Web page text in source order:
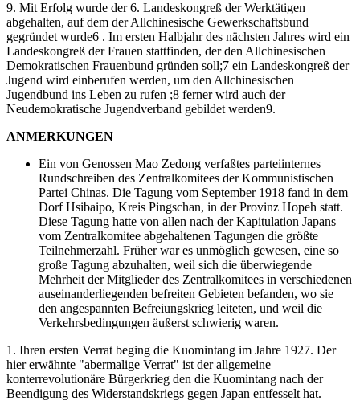
9. Mit Erfolg wurde der 6. Landeskongreß der Werktätigen
abgehalten, auf dem der Allchinesische Gewerkschaftsbund
gegründet wurde6 . Im ersten Halbjahr des nächsten Jahres wird ein
Landeskongreß der Frauen stattfinden, der den Allchinesischen
Demokratischen Frauenbund gründen soll;7 ein Landeskongreß der
Jugend wird einberufen werden, um den Allchinesischen
Jugendbund ins Leben zu rufen ;8 ferner wird auch der
Neudemokratische Jugendverband gebildet werden9.
ANMERKUNGEN
Ein von Genossen Mao Zedong verfaßtes parteiinternes
Rundschreiben des Zentralkomitees der Kommunistischen
Partei Chinas. Die Tagung vom September 1918 fand in dem
Dorf Hsibaipo, Kreis Pingschan, in der Provinz Hopeh statt.
Diese Tagung hatte von allen nach der Kapitulation Japans
vom Zentralkomitee abgehaltenen Tagungen die größte
Teilnehmerzahl. Früher war es unmöglich gewesen, eine so
große Tagung abzuhalten, weil sich die überwiegende
Mehrheit der Mitglieder des Zentralkomitees in verschiedenen
auseinanderliegenden befreiten Gebieten befanden, wo sie
den angespannten Befreiungskrieg leiteten, und weil die
Verkehrsbedingungen äußerst schwierig waren.
1. Ihren ersten Verrat beging die Kuomintang im Jahre 1927. Der
hier erwähnte "abermalige Verrat" ist der allgemeine
konterrevolutionäre Bürgerkrieg den die Kuomintang nach der
Beendigung des Widerstandskriegs gegen Japan entfesselt hat.